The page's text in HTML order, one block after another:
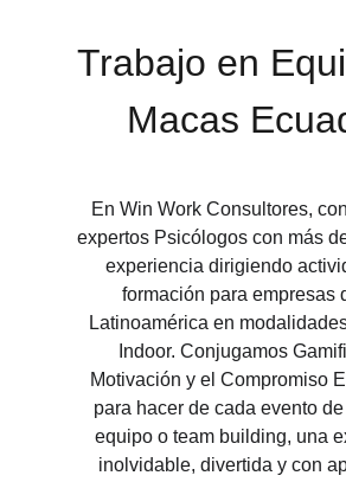
Trabajo en
Macas
En Win Work Consultores,
expertos Psicólogos con más
experiencia dirigiendo
formación para empresas
Latinoamérica en
Indoor. Conjugamos
Motivación y el Compromiso
para hacer de cada evento
equipo o team building, una
inolvidable, divertida y con